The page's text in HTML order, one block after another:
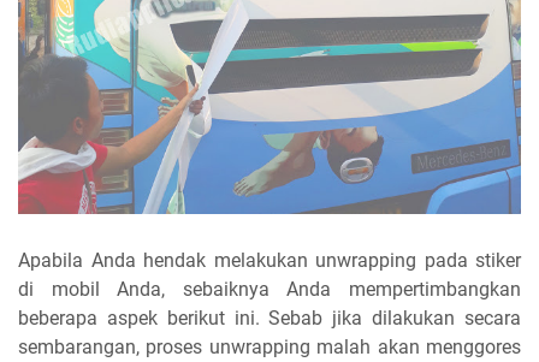
Apabila Anda hendak melakukan unwrapping pada stiker
di mobil Anda, sebaiknya Anda mempertimbangkan
beberapa aspek berikut ini. Sebab jika dilakukan secara
sembarangan, proses unwrapping malah akan menggores